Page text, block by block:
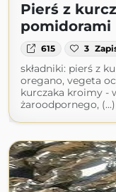
Pierś z
pomidorami
615 3
składniki: pierś z
oregano, vegeta
kurczaka kroimy -
żaroodpornego, (...)